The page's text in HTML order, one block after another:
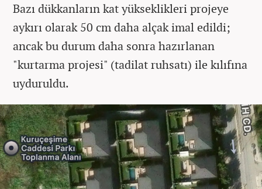
Bazı dükkanların kat yükseklikleri projeye
aykırı olarak 50 cm daha alçak imal edildi;
ancak bu durum daha sonra hazırlanan
"kurtarma projesi" (tadilat ruhsatı) ile kılıfına
uyduruldu.